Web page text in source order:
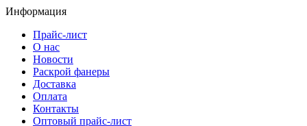
Информация
Прайс-лист
О нас
Новости
Раскрой фанеры
Доставка
Оплата
Контакты
Оптовый прайс-лист